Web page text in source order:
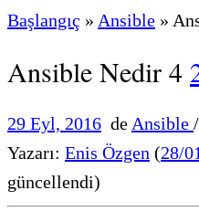
Başlangıç » Ansible »
Ansible Nedir 4
29 Eyl, 2016 de Ansible /
Yazarı: Enis Özgen (28/
güncellendi)